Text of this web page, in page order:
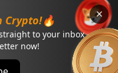
Crypto!🔥
to your inbox
now!